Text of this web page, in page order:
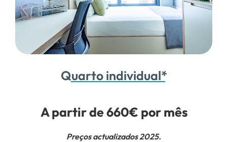
Quarto individual*
A partir de 660€ por mês
Preços actualizados 2025.